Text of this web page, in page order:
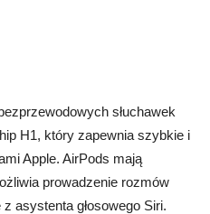
słuchawek
H1, który zapewnia szybkie i
Apple. AirPods mają
prowadzenie rozmów
asystenta głosowego Siri.